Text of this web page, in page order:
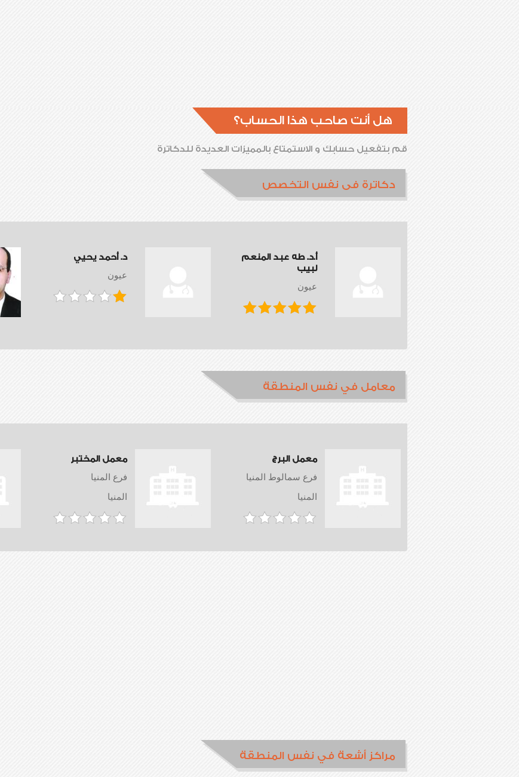
هل أنت صاحب هذا الحساب؟
قم بتفعيل حسابك و الاستمتاع بالمميزات العديدة للدكاترة
دكاترة فى نفس التخصص
د. أحمد يحيي
عيون
أ.د. طه عبد المنعم
لبيب
عيون
معامل في نفس المنطقة
معمل المختبر
فرع المنيا
المنيا
معمل البرج
فرع سمالوط المنيا
المنيا
مراكز أشعة في نفس المنطقة